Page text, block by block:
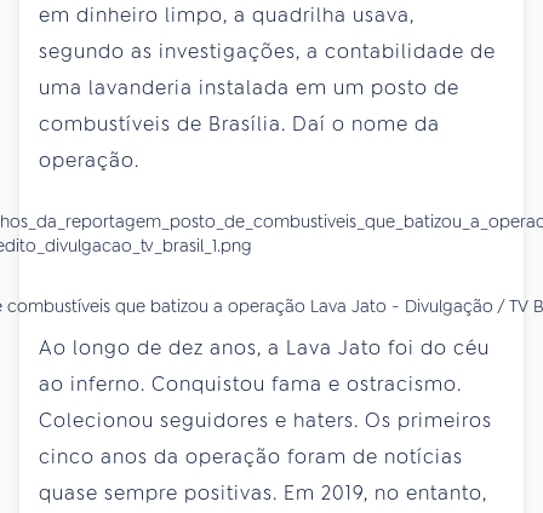
em dinheiro limpo, a quadrilha usava,
segundo as investigações, a contabilidade de
uma lavanderia instalada em um posto de
combustíveis de Brasília. Daí o nome da
operação.
combustíveis que batizou a operação Lava Jato - Divulgação / TV
Ao longo de dez anos, a Lava Jato foi do céu
ao inferno. Conquistou fama e ostracismo.
Colecionou seguidores e haters. Os primeiros
cinco anos da operação foram de notícias
quase sempre positivas. Em 2019, no entanto,